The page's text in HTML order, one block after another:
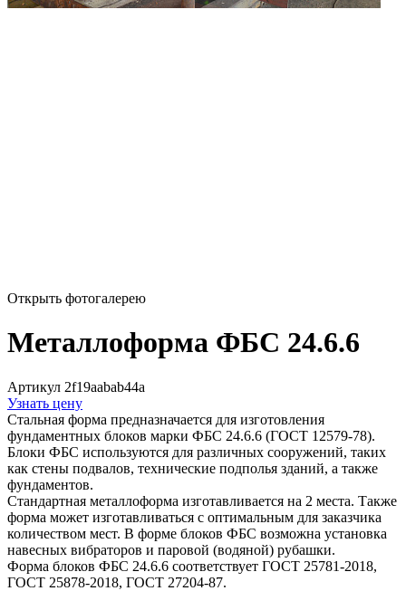
Открыть фотогалерею
Металлоформа ФБС 24.6.6
Артикул 2f19aabab44a
Узнать цену
Стальная форма предназначается для изготовления
фундаментных блоков марки ФБС 24.6.6 (ГОСТ 12579-78).
Блоки ФБС используются для различных сооружений, таких
как стены подвалов, технические подполья зданий, а также
фундаментов.
Стандартная металлоформа изготавливается на 2 места. Также
форма может изготавливаться с оптимальным для заказчика
количеством мест. В форме блоков ФБС возможна установка
навесных вибраторов и паровой (водяной) рубашки.
Форма блоков ФБС 24.6.6 соответствует ГОСТ 25781-2018,
ГОСТ 25878-2018, ГОСТ 27204-87.